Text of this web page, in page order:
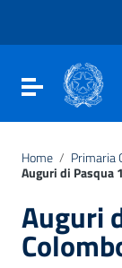
Vai al footer
Attiva /
Home / Primaria
Auguri di Pasqua
Auguri